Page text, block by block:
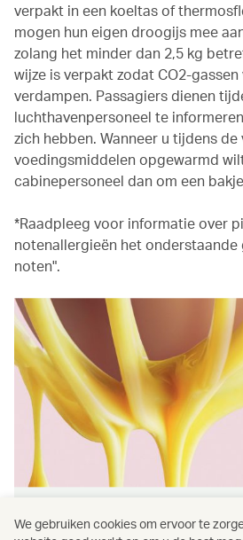
verpakt in een koeltas of
mogen hun eigen droogijs mee
zolang het minder dan 2,5 kg
wijze is verpakt zodat CO2-gassen
verdampen. Passagiers dienen
luchthavenpersoneel te
zich hebben. Wanneer u tijdens de
voedingsmiddelen opgewarmd
cabinepersoneel dan om een
*Raadpleeg voor informatie over
notenallergieën het onderstaande
noten".
Hongkong-smaken
We gebruiken cookies om ervoor te